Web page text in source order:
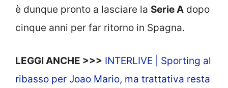
è dunque pronto a lasciare la Serie A dopo
cinque anni per far ritorno in Spagna.
LEGGI ANCHE >>> INTERLIVE | Sporting al
ribasso per Joao Mario, ma trattativa resta